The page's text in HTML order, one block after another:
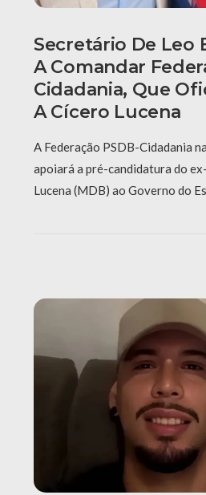
Secretário De Leo
A Comandar
Cidadania, Que
A Cícero Lucena
A Federação PSDB-Cidadania
apoiará a pré-candidatura do
Lucena (MDB) ao Governo do